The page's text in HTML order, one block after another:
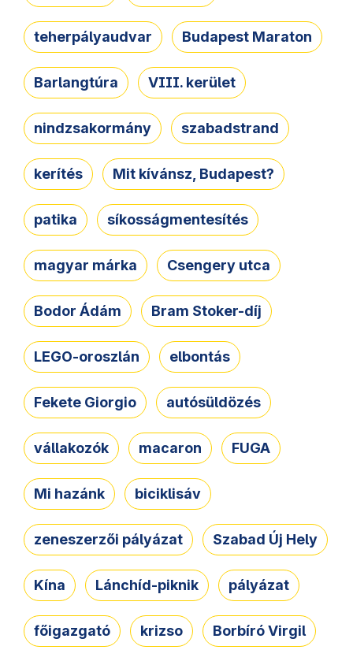
teherpályaudvar Budapest Maraton
Barlangtúra VIII. kerület
nindzsakormány szabadstrand
kerítés Mit kívánsz, Budapest?
patika síkosságmentesítés
magyar márka Csengery utca
Bodor Ádám Bram Stoker-díj
LEGO-oroszlán elbontás
Fekete Giorgio autósüldözés
vállakozók macaron FUGA
Mi hazánk biciklisáv
zeneszerzői pályázat Szabad Új Hely
Kína Lánchíd-piknik pályázat
főigazgató krizso Borbíró Virgil